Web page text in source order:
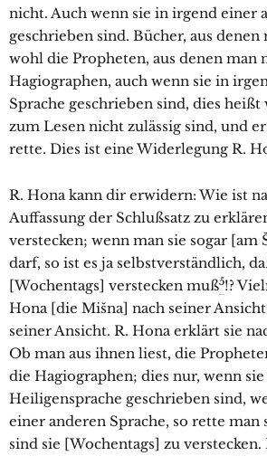
nicht. Auch wenn sie in irgend einer
geschrieben sind. Bücher, aus denen
wohl die Propheten, aus denen man
Hagiographen, auch wenn sie in
Sprache geschrieben sind, dies
zum Lesen nicht zulässig sind, und
rette. Dies ist eine Widerlegung R.
R. Hona kann dir erwidern: Wie ist
Auffassung der Schlußsatz zu
verstecken; wenn man sie sogar [am
darf, so ist es ja selbstverständlich,
[Wochentags] verstecken muß5!?
Hona [die Mišna] nach seiner
seiner Ansicht. R. Hona erklärt sie
Ob man aus ihnen liest, die
die Hagiographen; dies nur, wenn
Heiligensprache geschrieben sind,
einer anderen Sprache, so rette man
sind sie [Wochentags] zu